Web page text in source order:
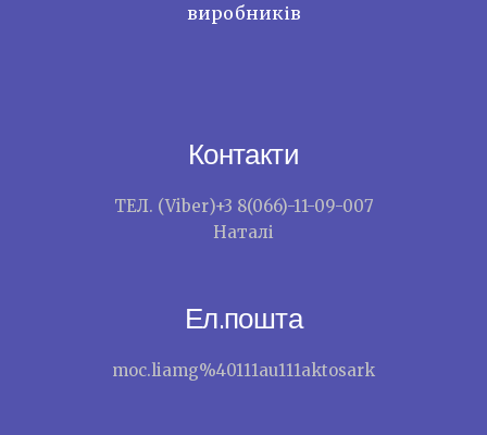
виробників
Контакти
ТЕЛ. (Viber)+3 8(066)-11-09-007
Наталі
Ел.пошта
moc.liamg%40111au111aktosark